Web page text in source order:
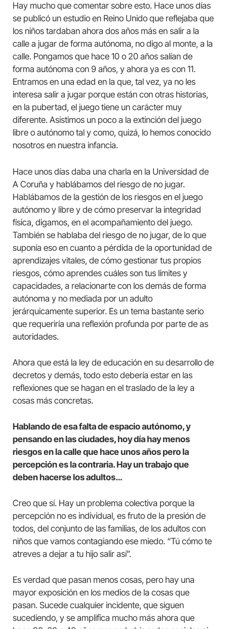
Hay mucho que comentar sobre esto. Hace unos días
se publicó un estudio en Reino Unido que reflejaba que
los niños tardaban ahora dos años más en salir a la
calle a jugar de forma autónoma, no digo al monte, a la
calle. Pongamos que hace 10 o 20 años salían de
forma autónoma con 9 años, y ahora ya es con 11.
Entramos en una edad en la que, tal vez, ya no les
interesa salir a jugar porque están con otras historias,
en la pubertad, el juego tiene un carácter muy
diferente. Asistimos un poco a la extinción del juego
libre o autónomo tal y como, quizá, lo hemos conocido
nosotros en nuestra infancia.
Hace unos días daba una charla en la Universidad de
A Coruña y hablábamos del riesgo de no jugar.
Hablábamos de la gestión de los riesgos en el juego
autónomo y libre y de cómo preservar la integridad
física, digamos, en el acompañamiento del juego.
También se hablaba del riesgo de no jugar, de lo que
suponía eso en cuanto a pérdida de la oportunidad de
aprendizajes vitales, de cómo gestionar tus propios
riesgos, cómo aprendes cuáles son tus límites y
capacidades, a relacionarte con los demás de forma
autónoma y no mediada por un adulto
jerárquicamente superior. Es un tema bastante serio
que requeriría una reflexión profunda por parte de as
autoridades.
Ahora que está la ley de educación en su desarrollo de
decretos y demás, todo esto debería estar en las
reflexiones que se hagan en el traslado de la ley a
cosas más concretas.
Hablando de esa falta de espacio autónomo, y
pensando en las ciudades, hoy día hay menos
riesgos en la calle que hace unos años pero la
percepción es la contraria. Hay un trabajo que
deben hacerse los adultos…
Creo que sí. Hay un problema colectiva porque la
percepción no es individual, es fruto de la presión de
todos, del conjunto de las familias, de los adultos con
niños que vamos contagiando ese miedo. “Tú cómo te
atreves a dejar a tu hijo salir así”.
Es verdad que pasan menos cosas, pero hay una
mayor exposición en los medios de la cosas que
pasan. Sucede cualquier incidente, que siguen
sucediendo, y se amplifica mucho más ahora que